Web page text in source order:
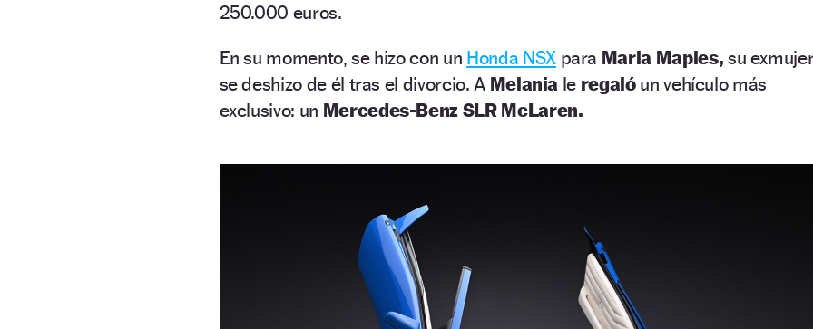
250.000 euros.
En su momento, se hizo con un Honda NSXpara Marla Maples, su
se deshizo de él tras el divorcio. A Melania le regaló un vehículo más
exclusivo: un Mercedes-Benz SLR McLaren.